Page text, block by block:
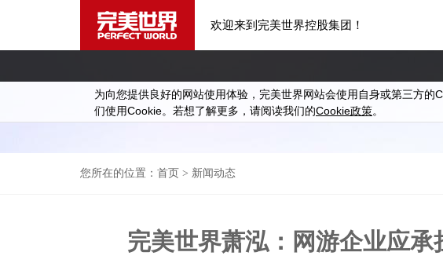
为向您提供良好的网站使用体验，完美世界网站会使用自身或第三方的
们使用Cookie。若想了解更多，请阅读我们的Cookie政策。
欢迎来到完美世界控股集团！
您所在的位置： 首页 > 新闻动态
完美世界萧泓：网游企业应